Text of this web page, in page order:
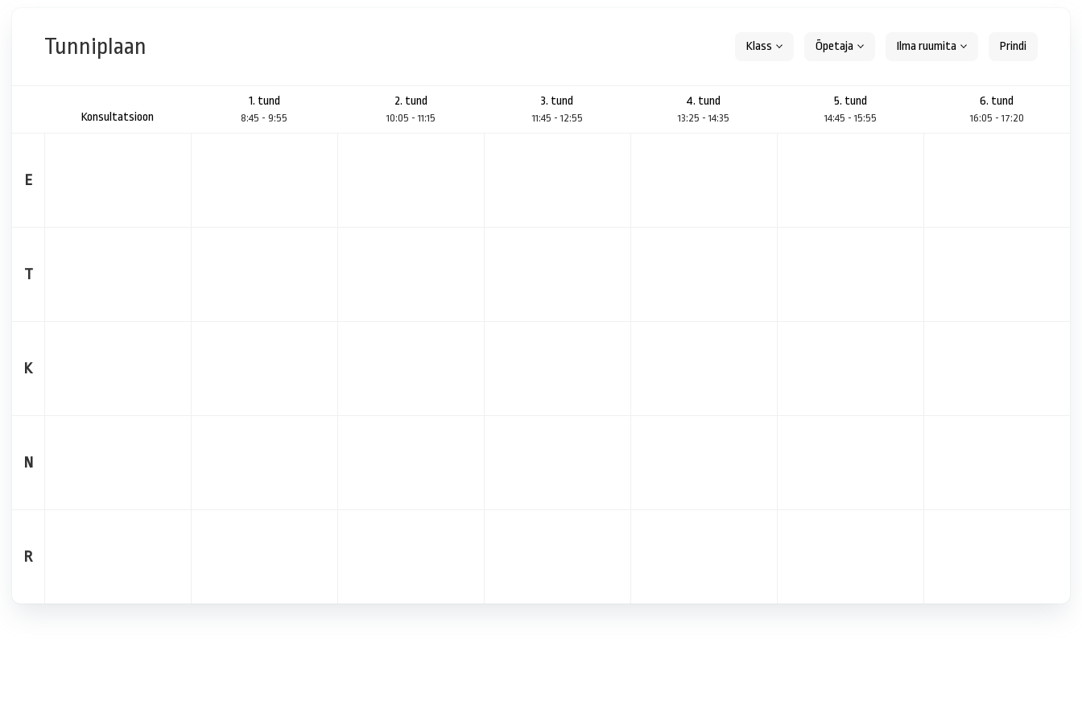
Tunniplaan Klass Õpetaja Ilma ruumita
Konsultatsioon
1. tund
8:45 - 9:55
2. tund
10:05 - 11:15
3. tund
11:45 - 12:55
4. tund
13:25 - 14:35
5. tund
14:45 - 15:55
6. tund
16:05 - 17:20
E
T
K
N
R